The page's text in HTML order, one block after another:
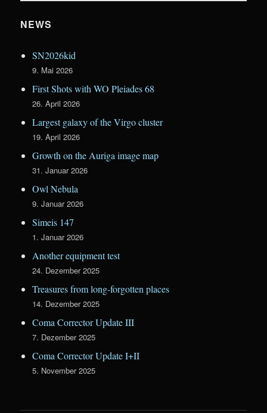
NEWS
SN2026kid
9. Mai 2026
First Shots with WO Pleiades 68
26. April 2026
Largest galaxy of the Virgo cluster
19. April 2026
Growth on the Auriga image map
31. Januar 2026
Owl Nebula
9. Januar 2026
Simeis 147
1. Januar 2026
Another equipment test
24. Dezember 2025
Treasures from long-forgotten places
14. Dezember 2025
Coma Corrector Update III
7. Dezember 2025
Coma Corrector Update I+II
5. November 2025